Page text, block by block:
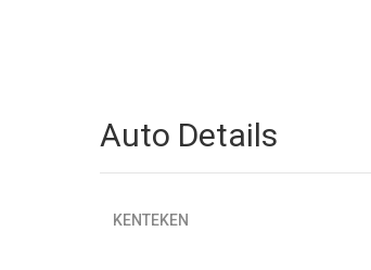
Auto Details
KENTEKEN